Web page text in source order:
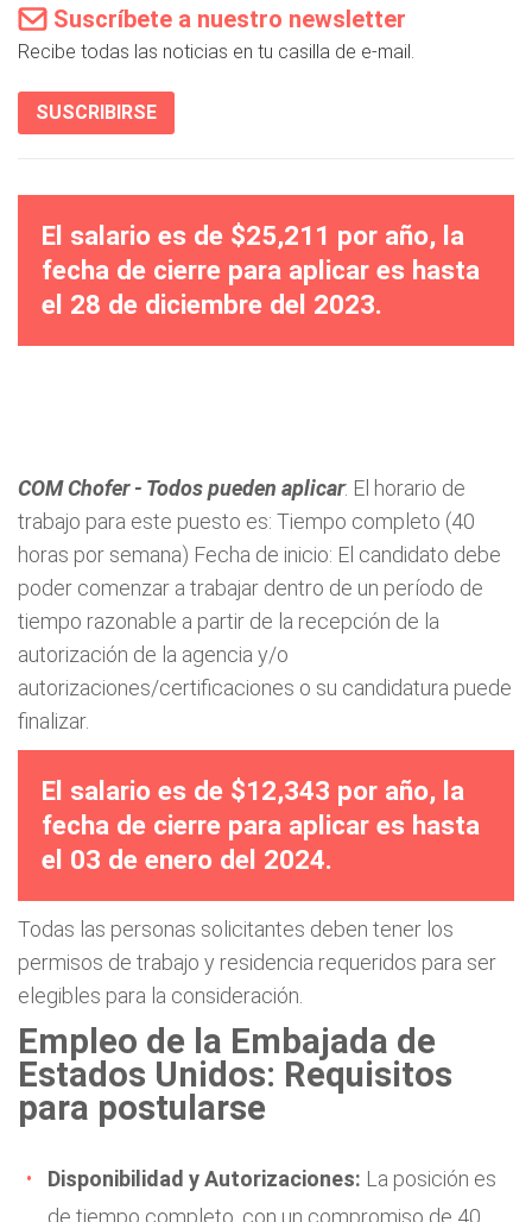
Suscríbete a nuestro newsletter
Recibe todas las noticias en tu casilla de e-mail.
SUSCRIBIRSE
El salario es de $25,211 por año, la
fecha de cierre para aplicar es hasta
el 28 de diciembre del 2023.
COM Chofer - Todos pueden aplicar: El horario de
trabajo para este puesto es: Tiempo completo (40
horas por semana) Fecha de inicio: El candidato debe
poder comenzar a trabajar dentro de un período de
tiempo razonable a partir de la recepción de la
autorización de la agencia y/o
autorizaciones/certificaciones o su candidatura puede
finalizar.
El salario es de $12,343 por año, la
fecha de cierre para aplicar es hasta
el 03 de enero del 2024.
Todas las personas solicitantes deben tener los
permisos de trabajo y residencia requeridos para ser
elegibles para la consideración.
Empleo de la Embajada de
Estados Unidos: Requisitos
para postularse
Disponibilidad y Autorizaciones: La posición es
de tiempo completo, con un compromiso de 40